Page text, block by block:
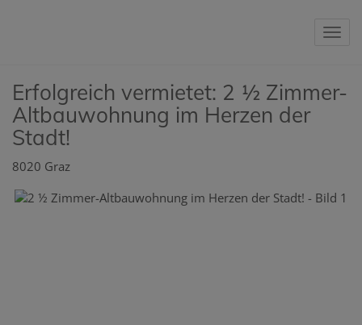
Erfolgreich vermietet: 2 ½ Zimmer-
Altbauwohnung im Herzen der
Stadt!
8020 Graz